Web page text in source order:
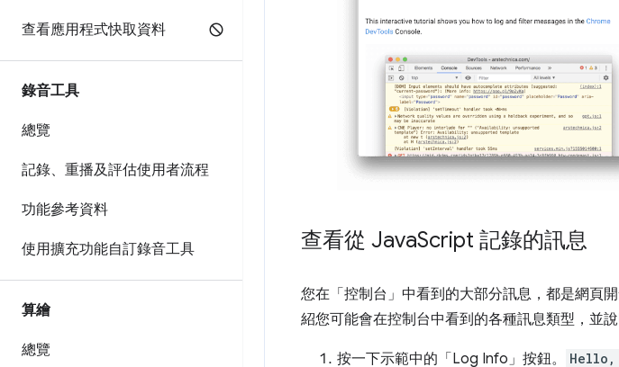
查看應用程式快取資料
錄音工具
總覽
記錄、重播及評估使用者流程
功能參考資料
使用擴充功能自訂錄音工具
算繪
總覽
查看從 JavaScript 記錄的訊息
您在「控制台」 中看到的大部分訊息，都是網頁
紹您可能會在控制台中看到的各種訊息類型，並
按一下示範中的「Log Info」 按鈕。 Hello,